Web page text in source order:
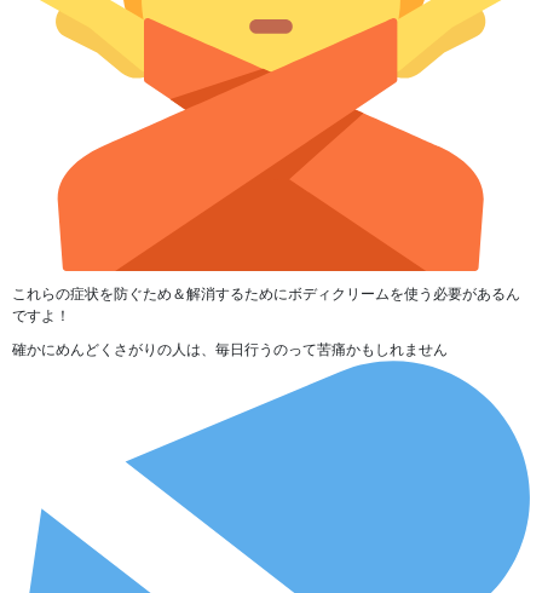
これらの症状を防ぐため＆解消するためにボディクリームを使う必要があるん
ですよ！
確かにめんどくさがりの人は、毎日行うのって苦痛かもしれません